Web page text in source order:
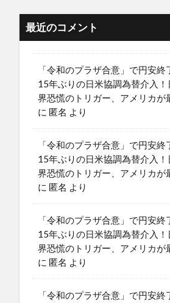
最近のコメント
「令和のプラザ合意」で円安終
15年ぶりの日米協調為替介入
界恐慌のトリガー、アメリカが
に 匿名 より
「令和のプラザ合意」で円安終
15年ぶりの日米協調為替介入
界恐慌のトリガー、アメリカが
に 匿名 より
「令和のプラザ合意」で円安終
15年ぶりの日米協調為替介入
界恐慌のトリガー、アメリカが
に 匿名 より
「令和のプラザ合意」で円安終